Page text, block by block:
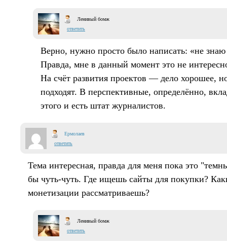
Ленивый бомж
ответить
Верно, нужно просто было написать: «не знаю
Правда, мне в данный момент это не
На счёт развития проектов — дело хорошее,
подходят. В перспективные, определённо,
этого и есть штат журналистов.
Ермолаев
ответить
Тема интересная, правда для меня пока это
бы чуть-чуть. Где ищешь сайты для покупки?
монетизации рассматриваешь?
Ленивый бомж
ответить